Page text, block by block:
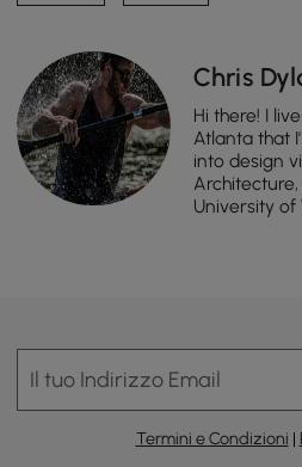
Chris
Hi there! I
Atlanta that
into design
University of
Il tuo Indirizzo Email
Termini e Condizioni |